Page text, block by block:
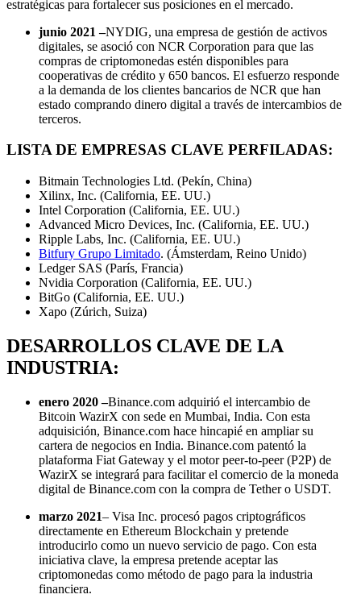
estratégicas para fortalecer sus posiciones en el mercado.
junio 2021 –NYDIG, una empresa de gestión de activos
digitales, se asoció con NCR Corporation para que las
compras de criptomonedas estén disponibles para
cooperativas de crédito y 650 bancos. El esfuerzo responde
a la demanda de los clientes bancarios de NCR que han
estado comprando dinero digital a través de intercambios de
terceros.
LISTA DE EMPRESAS CLAVE PERFILADAS:
Bitmain Technologies Ltd. (Pekín, China)
Xilinx, Inc. (California, EE. UU.)
Intel Corporation (California, EE. UU.)
Advanced Micro Devices, Inc. (California, EE. UU.)
Ripple Labs, Inc. (California, EE. UU.)
Bitfury Grupo Limitado. (Ámsterdam, Reino Unido)
Ledger SAS (París, Francia)
Nvidia Corporation (California, EE. UU.)
BitGo (California, EE. UU.)
Xapo (Zúrich, Suiza)
DESARROLLOS CLAVE DE LA
INDUSTRIA:
enero 2020 –Binance.com adquirió el intercambio de
Bitcoin WazirX con sede en Mumbai, India. Con esta
adquisición, Binance.com hace hincapié en ampliar su
cartera de negocios en India. Binance.com patentó la
plataforma Fiat Gateway y el motor peer-to-peer (P2P) de
WazirX se integrará para facilitar el comercio de la moneda
digital de Binance.com con la compra de Tether o USDT.
marzo 2021– Visa Inc. procesó pagos criptográficos
directamente en Ethereum Blockchain y pretende
introducirlo como un nuevo servicio de pago. Con esta
iniciativa clave, la empresa pretende aceptar las
criptomonedas como método de pago para la industria
financiera.